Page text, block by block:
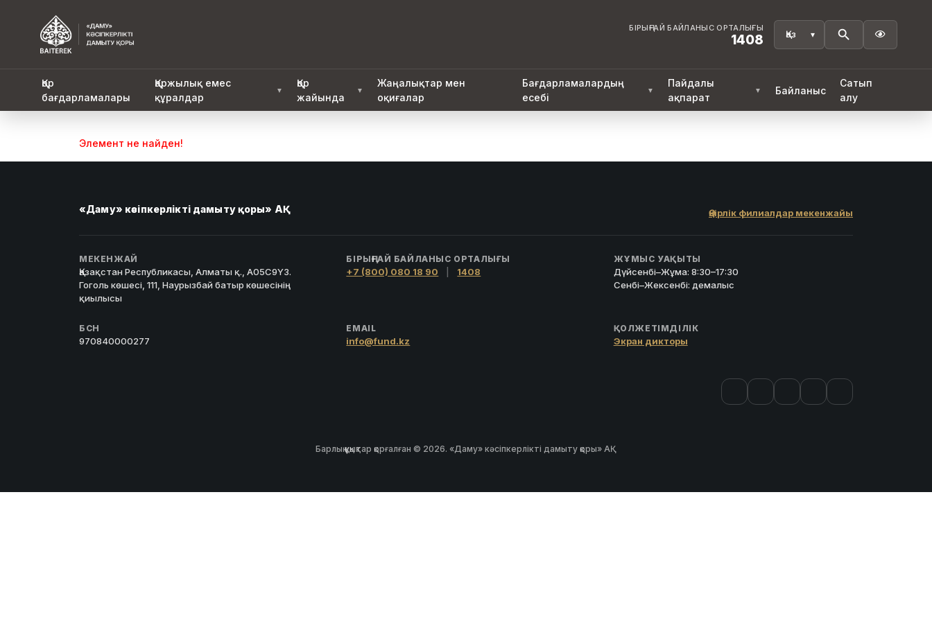
БІРЫҢҒАЙ БАЙЛАНЫС ОРТАЛЫҒЫ
1408 
Қор
бағдарламалары
Қаржылық емес
құралдар
▼
Қор
жайында
▼
Жаңалықтар мен
оқиғалар
Бағдарламалардың
есебі
▼
Пайдалы
ақпарат
▼ Байланыс
Сатып
алу
Элемент не найден!
«Даму» кәсіпкерлікті дамыту қоры» АҚ Өңірлік филиалдар мекенжайы
МЕКЕНЖАЙ
Қазақстан Республикасы, Алматы қ., A05C9Y3.
Гоголь көшесі, 111, Наурызбай батыр көшесінің
қиылысы
БІРЫҢҒАЙ БАЙЛАНЫС ОРТАЛЫҒЫ
+7 (800) 080 18 90 1408
ЖҰМЫС УАҚЫТЫ
Дүйсенбі–Жұма: 8:30–17:30
Сенбі–Жексенбі: демалыс
БСН
970840000277
EMAIL
info@fund.kz
ҚОЛЖЕТІМДІЛІК
Экран дикторы
Барлық құқықтар қорғалған © 2026. «Даму» кәсіпкерлікті дамыту қоры» АҚ